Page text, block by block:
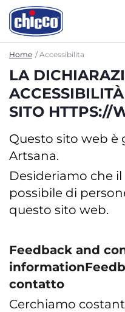
Home Accessibilita
LA
SITO HTTPS://
Questo sito web è
Artsana.
Desideriamo che
possibile di
questo sito web.
Feedback and
contatto
Cerchiamo